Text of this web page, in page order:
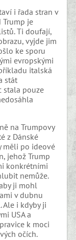
i řada stran v
Trump je
Ti doufají,
vyjde jim
ke sporu
evropskými
italská
stát
stala pouze
na Trumpovy
z Dánské
měli po ideové
jehož Trump
konkrétními
nemůže.
ji mohl
v dubnu
Ale i kdyby ji
USA a
k moci
očích.